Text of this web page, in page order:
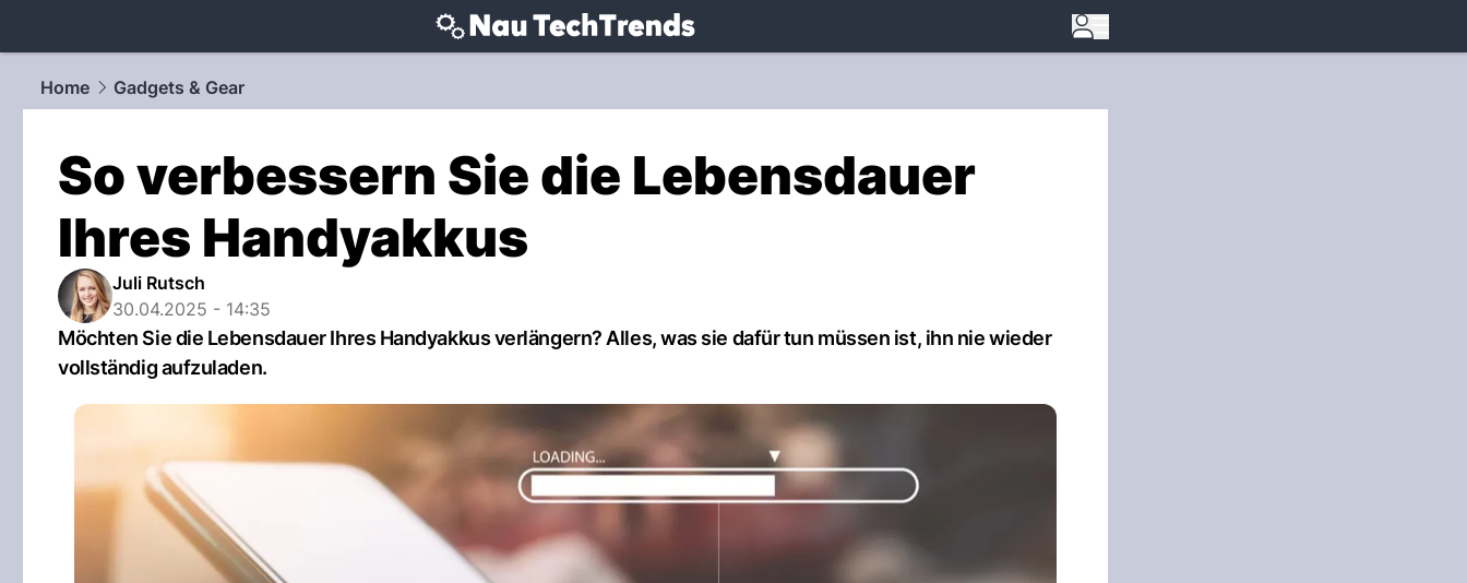
techtrends.NAU.ch
Home
Gadgets & Gear
So verbessern Sie die Lebensdauer
Ihres Handyakkus
Juli Rutsch
30.04.2025 - 14:35
Möchten Sie die Lebensdauer Ihres Handyakkus verlängern? Alles, was sie dafür tun müssen ist, ihn nie wieder
vollständig aufzuladen.